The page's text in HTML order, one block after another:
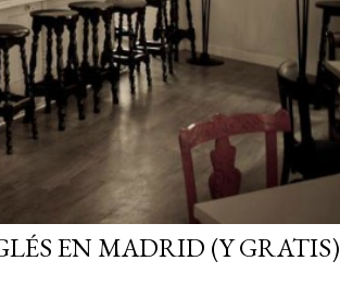
EN MADRID (Y GRATIS)